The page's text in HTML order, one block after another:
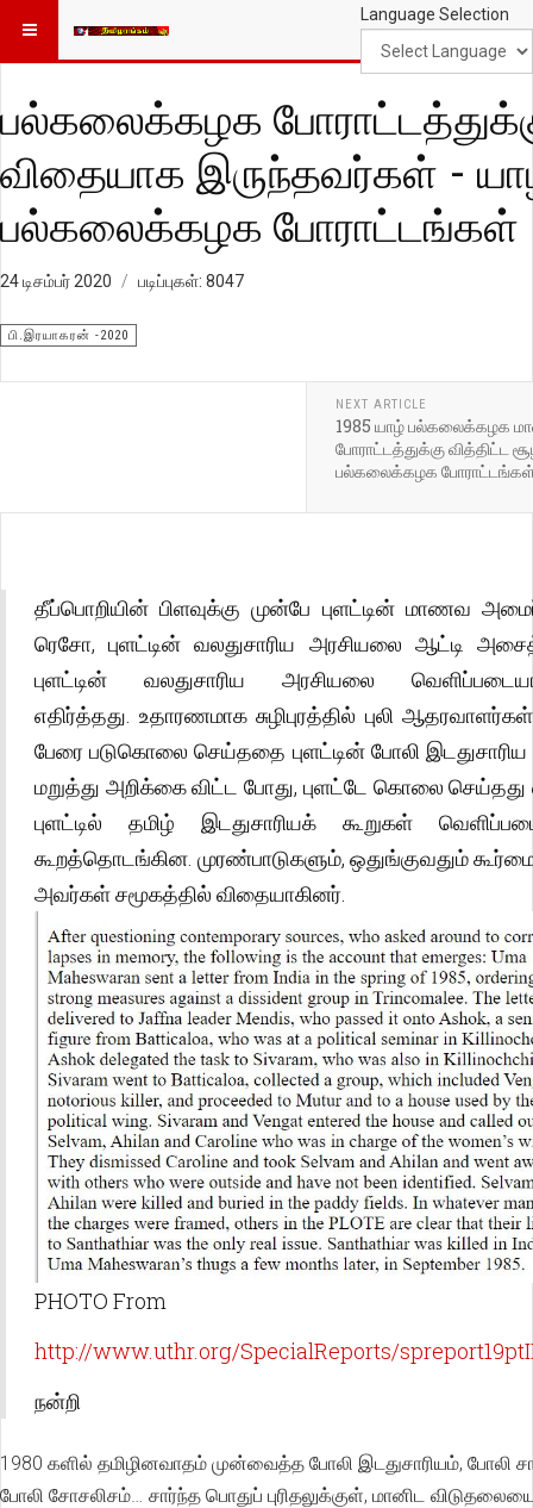
Language Selection
பல்கலைக்கழக
விதையாக இருந்தவர்கள் -
பல்கலைக்கழக போராட்டங்கள்
24 டிசம்பர் 2020 படிப்புகள்: 8047
பி.இரயாகரன் -2020
NEXT ARTICLE
1985 யாழ் பல்கலைக்கழக
போராட்டத்துக்கு வித்திட்ட
பல்கலைக்கழக
தீப்பொறியின் பிளவுக்கு முன்பே புளட்டின் மாணவ
ரெசோ, புளட்டின் வலதுசாரிய அரசியலை ஆட்டி
புளட்டின் வலதுசாரிய அரசியலை
எதிர்த்தது. உதாரணமாக சுழிபுரத்தில் புலி
பேரை படுகொலை செய்ததை புளட்டின் போலி
மறுத்து அறிக்கை விட்ட போது, புளட்டே கொலை செய்தது
புளட்டில் தமிழ் இடதுசாரியக் கூறுகள்
கூறத்தொடங்கின. முரண்பாடுகளும், ஒதுங்குவதும்
அவர்கள் சமூகத்தில் விதையாகினர்.
PHOTO From
http://www.uthr.org/SpecialReports/
நன்றி
1980 களில் தமிழினவாதம் முன்வைத்த போலி இடதுசாரியம், போலி
போலி சோசலிசம்… சார்ந்த பொதுப் புரிதலுக்குள், மானிட